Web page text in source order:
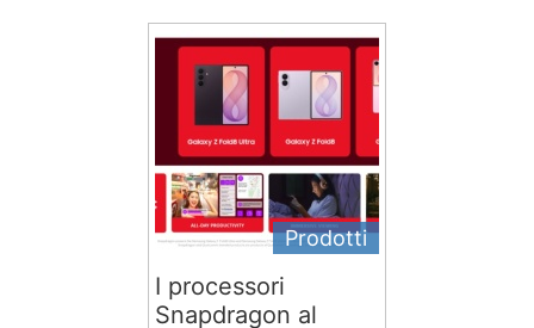
Prodotti
I processori
Snapdragon al